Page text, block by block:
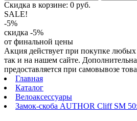
Скидка в корзине: 0 руб.
SALE!
-5%
скидка -5%
от финальной цены
Акция действует при покупке любых
так и на нашем сайте.
предоставляется при самовывозе
Главная
Каталог
Велоаксессуары
Замок-скоба AUTHOR Cliff SM